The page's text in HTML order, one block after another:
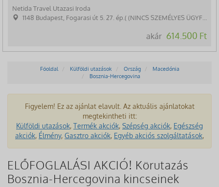
Netida Travel Utazasi Iroda
1148 Budapest, Fogarasi út 5. 27. ép.( (NINCS SZEMÉLYES ÜGYFÉLFOGADÁS)
akár 614.500 Ft
Főoldal Külföldi utazások Ország
Macedónia
Bosznia-Hercegovina
Figyelem! Ez az ajánlat elavult. Az aktuális ajánlatokat
megtekintheti itt:
Külföldi utazások, Termék akciók, Szépség akciók, Egészség
akciók, Élmény, Gasztro akciók, Egyéb akciós szolgáltatások,
ELŐFOGLALÁSI AKCIÓ! Körutazás
Bosznia-Hercegovina kincseinek